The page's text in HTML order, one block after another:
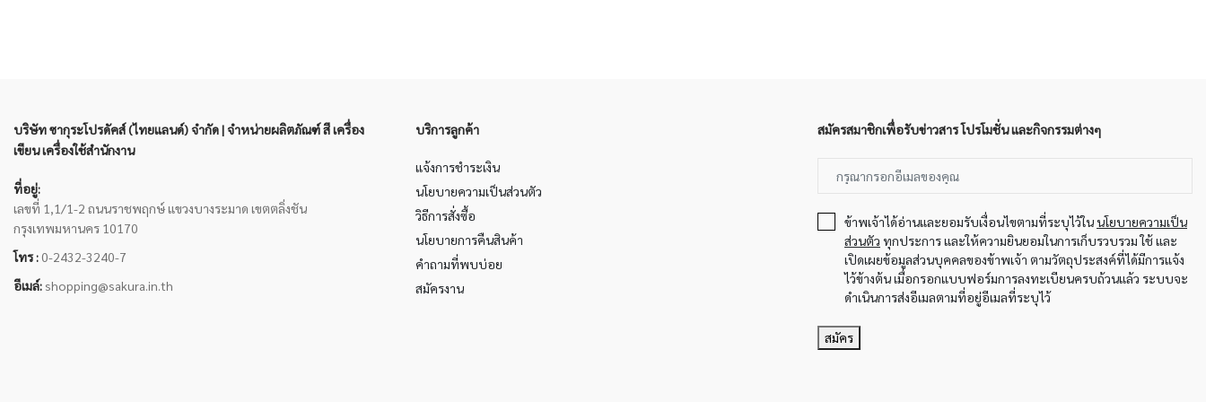
บริษัท ซากุระโปรดัคส์ (ไทยแลนด์) จำกัด | จำหน่ายผลิตภัณฑ์ สี เครื่อง
เขียน เครื่องใช้สำนักงาน
ที่อยู่:
เลขที่ 1,1/1-2 ถนนราชพฤกษ์ แขวงบางระมาด เขตตลิ่งชัน
กรุงเทพมหานคร 10170
โทร : 0-2432-3240-7
อีเมล์: shopping@sakura.in.th
บริการลูกค้า
แจ้งการชำระเงิน
นโยบายความเป็นส่วนตัว
วิธีการสั่งซื้อ
นโยบายการคืนสินค้า
คำถามที่พบบ่อย
สมัครงาน
สมัครสมาชิกเพื่อรับข่าวสาร โปรโมชั่น และกิจกรรมต่างๆ
ข้าพเจ้าได้อ่านและยอมรับเงื่อนไขตามที่ระบุไว้ในนโยบายความเป็น
ส่วนตัว ทุกประการ และให้ความยินยอมในการเก็บรวบรวม ใช้ และ
เปิดเผยข้อมูลส่วนบุคคลของข้าพเจ้า ตามวัตถุประสงค์ที่ได้มีการแจ้ง
ไว้ข้างต้น เมื่อกรอกแบบฟอร์มการลงทะเบียนครบถ้วนแล้ว ระบบจะ
ดำเนินการส่งอีเมลตามที่อยู่อีเมลที่ระบุไว้
สมัคร